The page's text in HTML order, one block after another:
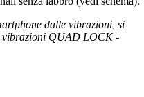
dalle vibrazioni, si
vibrazioni QUAD LOCK -